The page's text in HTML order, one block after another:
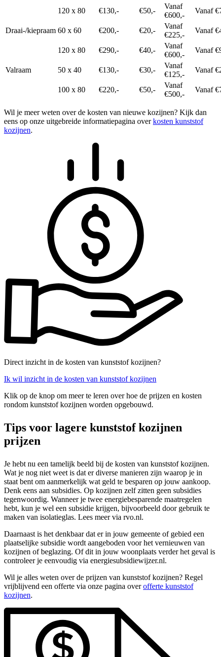
120 x 80 €130,- €50,-
Vanaf
€600,-
Vanaf
Draai-/kiepraam 60 x 60 €200,- €20,-
Vanaf
€225,-
Vanaf
120 x 80 €290,- €40,-
Vanaf
€600,-
Vanaf
Valraam 50 x 40 €130,- €30,-
Vanaf
€125,-
Vanaf
100 x 80 €220,- €50,-
Vanaf
€500,-
Vanaf
Wil je meer weten over de kosten van nieuwe kozijnen? Kijk dan
eens op onze uitgebreide informatiepagina overkosten kunststof
kozijnen.
Direct inzicht in de kosten van kunststof kozijnen?
Ik wil inzicht in de kosten van kunststof kozijnen
Klik op de knop om meer te leren over hoe de prijzen en kosten
rondom kunststof kozijnen worden opgebouwd.
Tips voor lagere kunststof kozijnen
prijzen
Je hebt nu een tamelijk beeld bij de kosten van kunststof kozijnen.
Wat je nog niet weet is dat er diverse manieren zijn waarop je in
staat bent om aanmerkelijk wat geld te besparen op jouw aankoop.
Denk eens aan subsidies. Op kozijnen zelf zitten geen subsidies
tegenwoordig. Wanneer je twee energiebesparende maatregelen
hebt, kun je wel een subsidie krijgen, bijvoorbeeld door gebruik te
maken van isolatieglas. Lees meer via rvo.nl.
Daarnaast is het denkbaar dat er in jouw gemeente of gebied een
plaatselijke subsidie wordt aangeboden voor het vernieuwen van
kozijnen of beglazing. Of dit in jouw woonplaats verder het geval is
controleer je eenvoudig via energiesubsidiewijzer.nl.
Wil je alles weten over de prijzen van kunststof kozijnen? Regel
vrijblijvend een offerte via onze pagina overofferte kunststof
kozijnen.